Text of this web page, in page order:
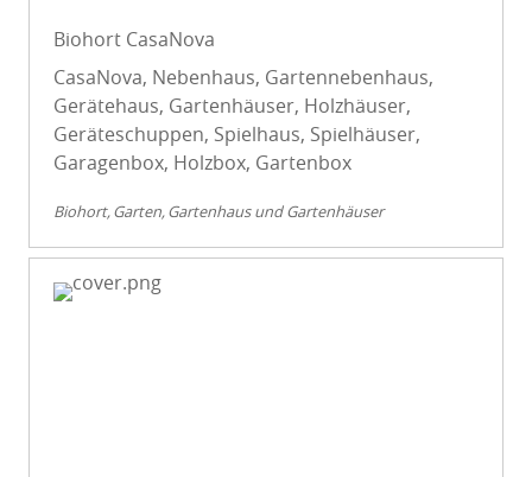
Biohort CasaNova
CasaNova, Nebenhaus, Gartennebenhaus,
Gerätehaus, Gartenhäuser, Holzhäuser,
Geräteschuppen, Spielhaus, Spielhäuser,
Garagenbox, Holzbox, Gartenbox
Biohort Garten Gartenhaus und Gartenhäuser